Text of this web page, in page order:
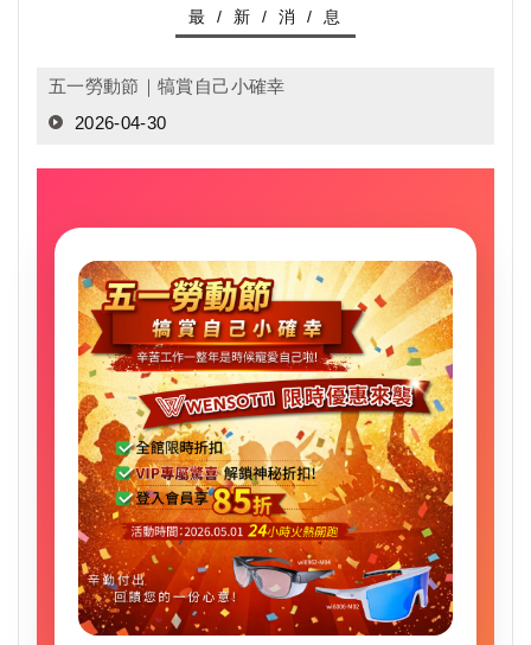
最 / 新 / 消 / 息
五一勞動節｜犒賞自己小確幸
2026-04-30